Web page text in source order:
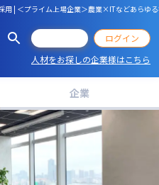
用 | ＜プライム上場企業＞農業×ITなどあら
ログイン
人材をお探しの企業様はこちら
企業